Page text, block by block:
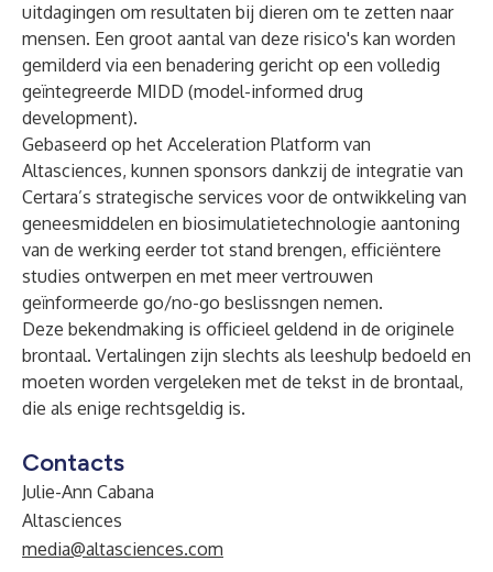
uitdagingen om resultaten bij dieren om te zetten naar
mensen. Een groot aantal van deze risico's kan worden
gemilderd via een benadering gericht op een volledig
geïntegreerde MIDD (model-informed drug
development).
Gebaseerd op het Acceleration Platform van
Altasciences, kunnen sponsors dankzij de integratie van
Certara’s strategische services voor de ontwikkeling van
geneesmiddelen en biosimulatietechnologie aantoning
van de werking eerder tot stand brengen, efficiëntere
studies ontwerpen en met meer vertrouwen
geïnformeerde go/no-go beslissngen nemen.
Deze bekendmaking is officieel geldend in de originele
brontaal. Vertalingen zijn slechts als leeshulp bedoeld en
moeten worden vergeleken met de tekst in de brontaal,
die als enige rechtsgeldig is.
Contacts
Julie-Ann Cabana
Altasciences
media@altasciences.com